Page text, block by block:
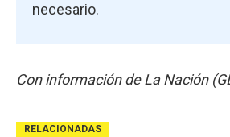
necesario.
Con información de La Nación
RELACIONADAS